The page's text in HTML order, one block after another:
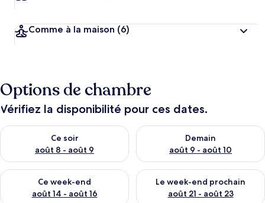
Comme à la maison (6)
Options de chambre
Vérifiez la disponibilité pour ces dates.
Ce soir
août 8 - août 9
Vérifier la disponibilité pour ce soir août 8 - août 9
Demain
août 9 - août 10
Vérifier la disponibilité pour
Ce week-end
août 14 - août 16
Vérifier la disponibilité pour ce week-end août 14 - août 16
Le week-end prochain
août 21 - août 23
Vérifier la disponibilité pour